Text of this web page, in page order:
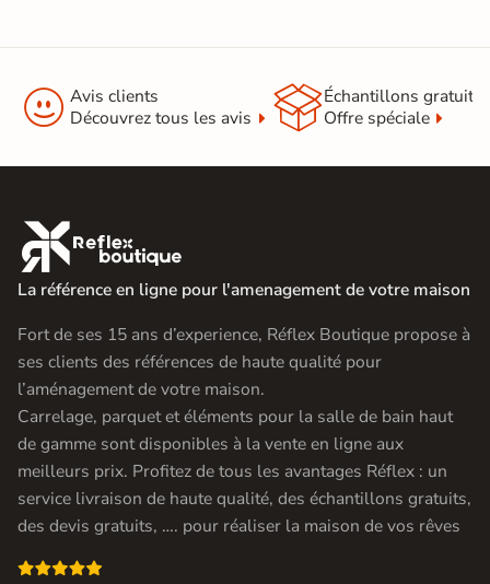
 Avis clients
Découvrez tous les avis
Échantillons gratuit
Offre spéciale

La référence en ligne pour l'amenagement de votre maison
Fort de ses 15 ans d’experience, Réflex Boutique propose à
ses clients des références de haute qualité pour
l’aménagement de votre maison.
Carrelage, parquet et éléments pour la salle de bain haut
de gamme sont disponibles à la vente en ligne aux
meilleurs prix. Profitez de tous les avantages Réflex : un
service livraison de haute qualité, des échantillons gratuits,
des devis gratuits, …. pour réaliser la maison de vos rêves
